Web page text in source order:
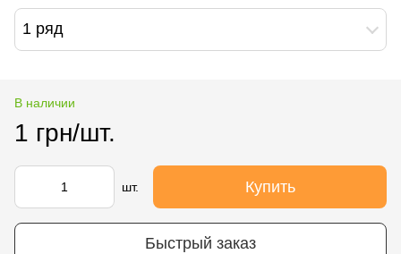
1 ряд
В наличии
1 грн/шт.
шт. Купить
Быстрый заказ